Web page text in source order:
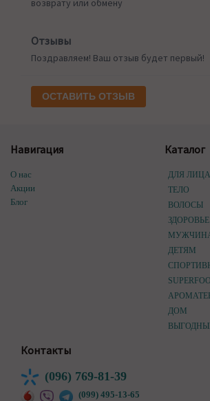
возврату или обмену
Отзывы
Поздравляем! Ваш отзыв будет первый!
ОСТАВИТЬ ОТЗЫВ
Навигация
О нас
Акции
Блог
Каталог
ДЛЯ ЛИЦА
ТЕЛО
ВОЛОСЫ
ЗДОРОВЬЕ
ДЕТЯМ
ДОМ
Контакты
(096) 769-81-39
(099) 495-13-65